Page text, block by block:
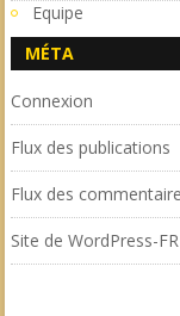
Equipe
MÉTA
Connexion
Flux des publications
Flux des
Site de WordPress-FR